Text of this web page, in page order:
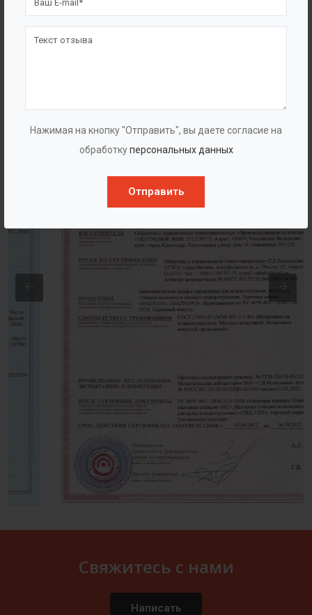
Нажимая на кнопку "Отправить", вы даете согласие на
обработкуперсональных данных
Отправить
Сертификаты
Свяжитесь с нами
Написать